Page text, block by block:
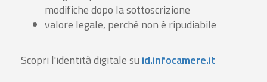
modifiche dopo la sottoscrizione
valore legale, perchè non è ripudiabile
Scopri l'identità digitale su id.infocamere.it